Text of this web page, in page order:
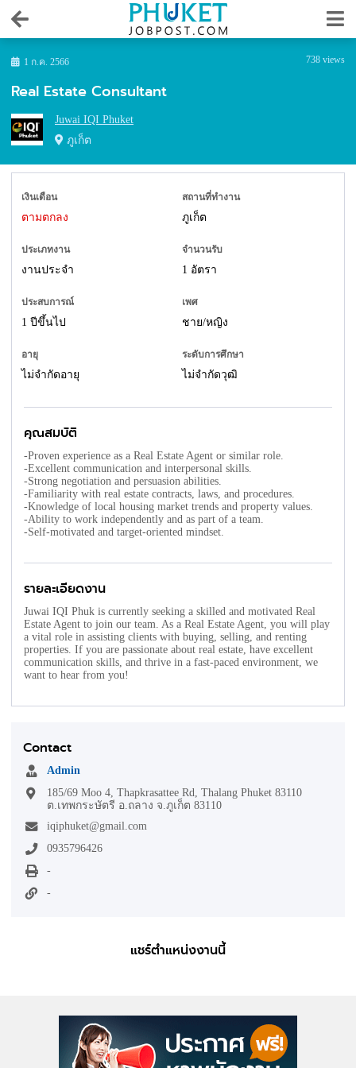
1 ก.ค. 2566 738 views
Real Estate Consultant
Juwai IQI Phuket
ภูเก็ต
เงินเดือน
ตามตกลง
สถานที่ทำงาน
ภูเก็ต
ประเภทงาน
งานประจำ
จำนวนรับ
1 อัตรา
ประสบการณ์
1 ปีขึ้นไป
เพศ
ชาย/หญิง
อายุ
ไม่จำกัดอายุ
ระดับการศึกษา
ไม่จำกัดวุฒิ
คุณสมบัติ
-Proven experience as a Real Estate Agent or similar role.
-Excellent communication and interpersonal skills.
-Strong negotiation and persuasion abilities.
-Familiarity with real estate contracts, laws, and procedures.
-Knowledge of local housing market trends and property values.
-Ability to work independently and as part of a team.
-Self-motivated and target-oriented mindset.
รายละเอียดงาน
Juwai IQI Phuk is currently seeking a skilled and motivated Real
Estate Agent to join our team. As a Real Estate Agent, you will play
a vital role in assisting clients with buying, selling, and renting
properties. If you are passionate about real estate, have excellent
communication skills, and thrive in a fast-paced environment, we
want to hear from you!
Contact
Admin
185/69 Moo 4, Thapkrasattee Rd, Thalang Phuket 83110
ต.เทพกระษัตรี อ.ถลาง จ.ภูเก็ต 83110
iqiphuket@gmail.com
0935796426
-
-
แชร์ตำแหน่งงานนี้